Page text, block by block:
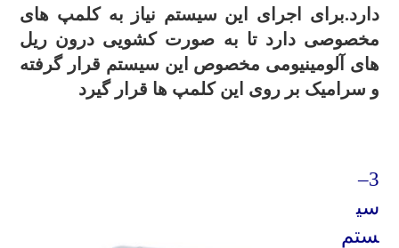
دارد.برای اجرای این سیستم نیاز به کلمپ های
مخصوصی دارد تا به صورت کشویی درون ریل
های آلومینیومی مخصوص این سیستم قرار گرفته
و سرامیک بر روی این کلمپ ها قرار گیرد
3
–
سی
ستم